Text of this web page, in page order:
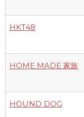
HKT48
HOME MADE 家族
HOUND DOG